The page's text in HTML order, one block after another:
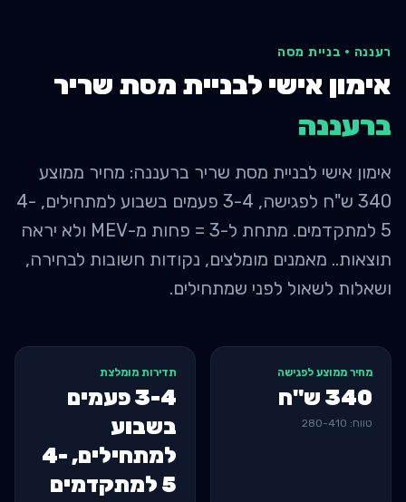
רעננה · בניית מסה
אימון אישי לבניית מסת שריר
ברעננה
אימון אישי לבניית מסת שריר ברעננה: מחיר ממוצע
340 ש"ח לפגישה, 3-4 פעמים בשבוע למתחילים, 4-
5 למתקדמים. מתחת ל-3 = פחות מ-MEV ולא יראה
תוצאות.. מאמנים מומלצים, נקודות חשובות לבחירה,
ושאלות לשאול לפני שמתחילים.
מחיר ממוצע לפגישה
340 ש"ח
טווח: 280-410
תדירות מומלצת
3-4 פעמים
בשבוע
למתחילים, 4-
5 למתקדמים